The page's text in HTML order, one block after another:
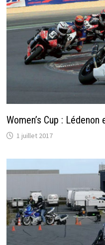
Women’s Cup : Lédenon
1 juillet 2017